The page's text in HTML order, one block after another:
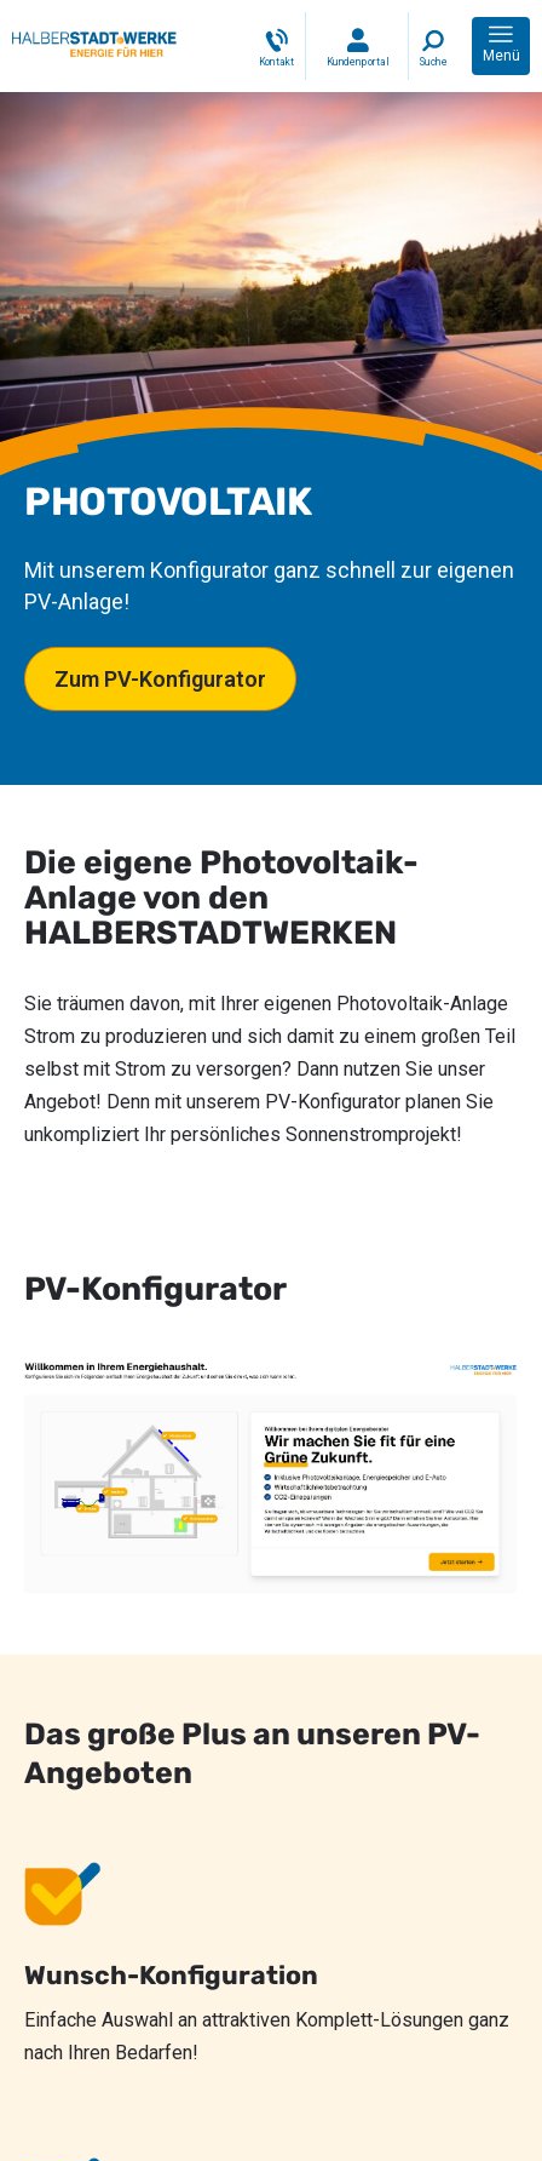
Kontakt Kundenportal Suche Menü
PHOTOVOLTAIK
Mit unserem Konfigurator ganz schnell zur eigenen
PV-Anlage!
Zum PV-Konfigurator
Die eigene Photovoltaik-
Anlage von den
HALBERSTADTWERKEN
Sie träumen davon, mit Ihrer eigenen Photovoltaik-Anlage
Strom zu produzieren und sich damit zu einem großen Teil
selbst mit Strom zu versorgen? Dann nutzen Sie unser
Angebot! Denn mit unserem PV-Konfigurator planen Sie
unkompliziert Ihr persönliches Sonnenstromprojekt!
PV-Konfigurator
Das große Plus an unseren PV-
Angeboten
Wunsch-Konfiguration
Einfache Auswahl an attraktiven Komplett-Lösungen ganz
nach Ihren Bedarfen!